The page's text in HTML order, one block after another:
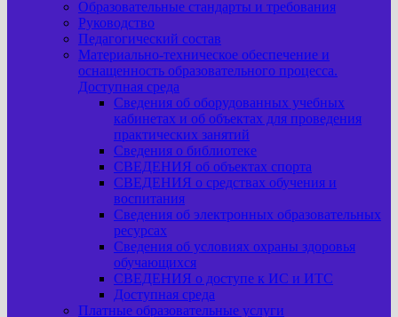
Образовательные стандарты и требования
Руководство
Педагогический состав
Материально-техническое обеспечение и
оснащенность образовательного процесса.
Доступная среда
Сведения об оборудованных учебных
кабинетах и об объектах для проведения
практических занятий
Сведения о библиотеке
СВЕДЕНИЯ об объектах спорта
СВЕДЕНИЯ о средствах обучения и
воспитания
Сведения об электронных образовательных
ресурсах
Сведения об условиях охраны здоровья
обучающихся
СВЕДЕНИЯ о доступе к ИС и ИТС
Доступная среда
Платные образовательные услуги